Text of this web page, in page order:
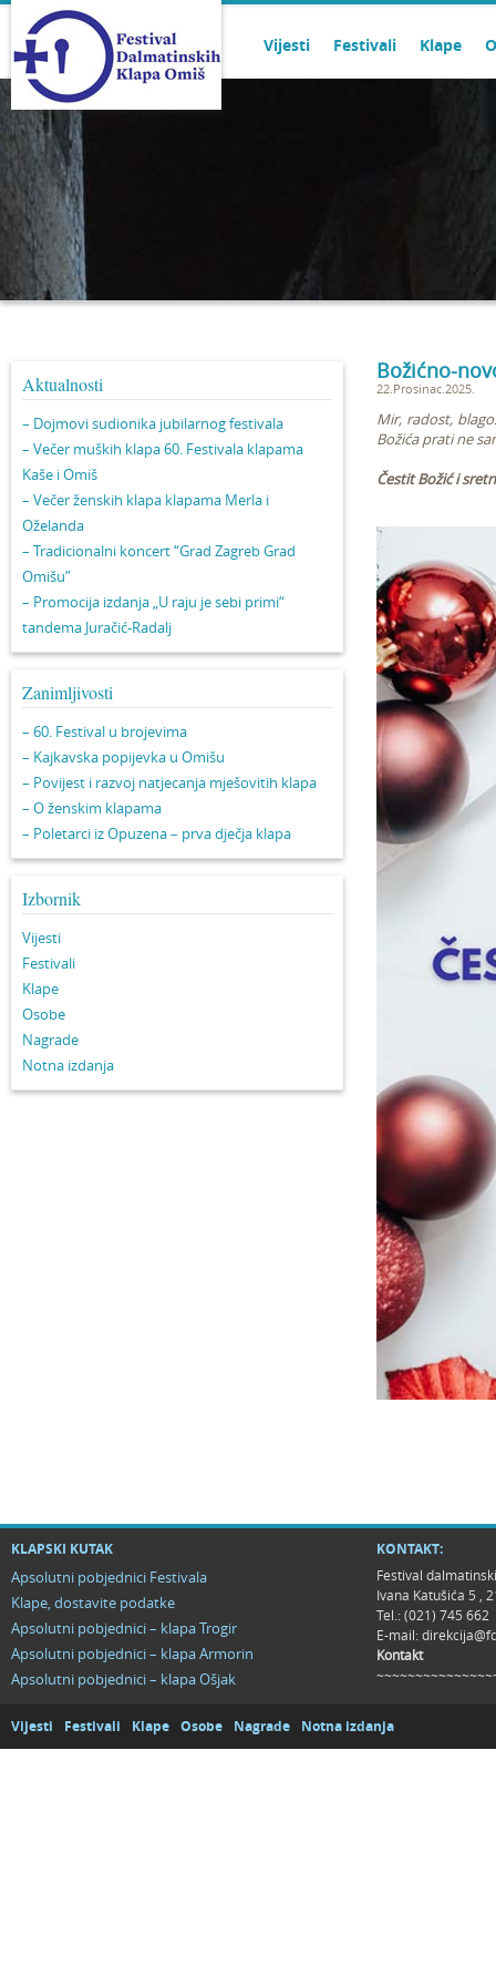
Vijesti Festivali Klape
Aktualnosti
– Dojmovi sudionika jubilarnog festivala
– Večer muških klapa 60. Festivala klapama
Kaše i Omiš
– Večer ženskih klapa klapama Merla i
Oželanda
– Tradicionalni koncert “Grad Zagreb Grad
Omišu”
– Promocija izdanja „U raju je sebi primi“
tandema Juračić-Radalj
Zanimljivosti
– 60. Festival u brojevima
– Kajkavska popijevka u Omišu
– Povijest i razvoj natjecanja mješovitih klapa
– O ženskim klapama
– Poletarci iz Opuzena – prva dječja klapa
Izbornik
Vijesti
Festivali
Klape
Osobe
Nagrade
Notna izdanja
Božićno-
22.Prosinac.2025.
Mir, radost,
Božića prati ne
Čestit Božić i
KLAPSKI KUTAK
Apsolutni pobjednici Festivala
Klape, dostavite podatke
Apsolutni pobjednici – klapa Trogir
Apsolutni pobjednici – klapa Armorin
Apsolutni pobjednici – klapa Ošjak
KONTAKT:
Festival
Ivana Katušića 5 ,
Tel.: (021) 745 662
E-mail:
Kontakt
Vijesti Festivali Klape Osobe Nagrade Notna izdanja